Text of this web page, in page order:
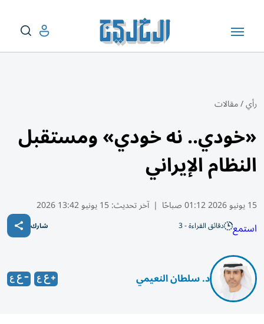
رأي/مقالات
«خودي.. نه خودي» ومستقبل
النظام الإيراني
15 يونيو 2026 01:12 صباحًا | آخر تحديث:15 يونيو 13:42 2026
استمع دقائق القراءة - 3 شارك
د. سلطان النعيمي